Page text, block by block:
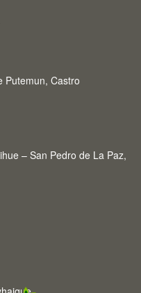
Putemun, Castro
– San Pedro de La Paz,